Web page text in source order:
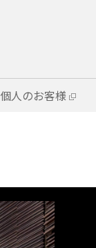
個人のお客様